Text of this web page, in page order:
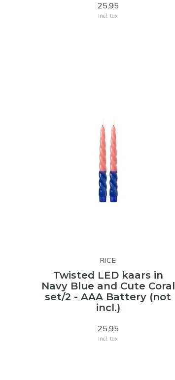
25,95
Incl. tax
RICE
Twisted LED kaars in
Navy Blue and Cute Coral
set/2 - AAA Battery (not
incl.)
25,95
Incl. tax